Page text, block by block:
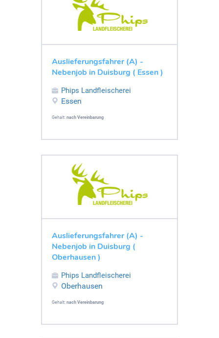
Auslieferungsfahrer (A) -
Nebenjob in Duisburg ( Essen )
Phips Landfleischerei
Essen
Gehalt: nach Vereinbarung
Auslieferungsfahrer (A) -
Nebenjob in Duisburg (
Oberhausen )
Phips Landfleischerei
Oberhausen
Gehalt: nach Vereinbarung